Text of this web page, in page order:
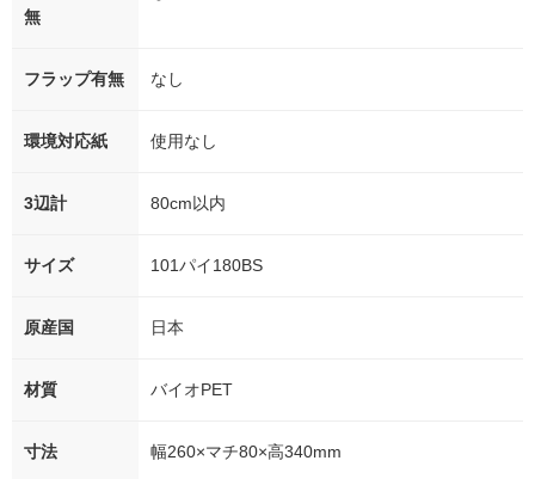
無
フラップ有無 なし
環境対応紙 使用なし
3辺計 80cm以内
サイズ 101パイ180BS
原産国 日本
材質 バイオPET
寸法 幅260×マチ80×高340mm